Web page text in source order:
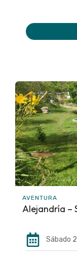
AVENTURA
Alejandría –
Sábado